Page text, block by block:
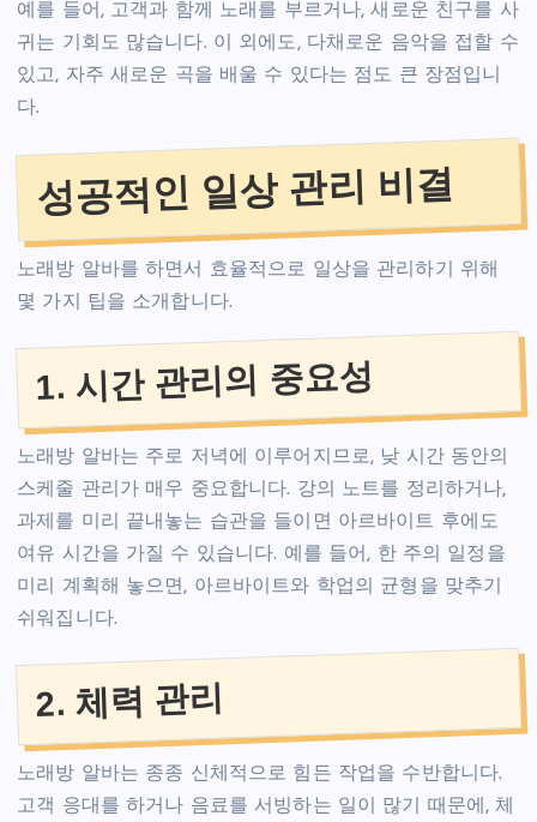
예를 들어, 고객과 함께 노래를 부르거나, 새로운 친구를 사
귀는 기회도 많습니다. 이 외에도, 다채로운 음악을 접할 수
있고, 자주 새로운 곡을 배울 수 있다는 점도 큰 장점입니
다.
성공적인 일상 관리 비결
노래방 알바를 하면서 효율적으로 일상을 관리하기 위해
몇 가지 팁을 소개합니다.
1. 시간 관리의 중요성
노래방 알바는 주로 저녁에 이루어지므로, 낮 시간 동안의
스케줄 관리가 매우 중요합니다. 강의 노트를 정리하거나,
과제를 미리 끝내놓는 습관을 들이면 아르바이트 후에도
여유 시간을 가질 수 있습니다. 예를 들어, 한 주의 일정을
미리 계획해 놓으면, 아르바이트와 학업의 균형을 맞추기
쉬워집니다.
2. 체력 관리
노래방 알바는 종종 신체적으로 힘든 작업을 수반합니다.
고객 응대를 하거나 음료를 서빙하는 일이 많기 때문에, 체